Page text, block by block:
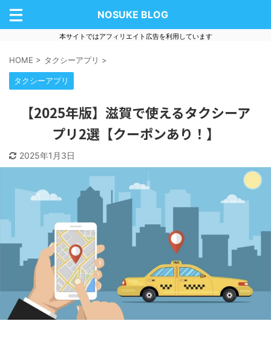
NOSUKE BLOG
本サイトではアフィリエイト広告を利用しています
HOME > タクシーアプリ >
タクシーアプリ
【2025年版】滋賀で使えるタクシーア
プリ2選【クーポンあり！】
2025年1月3日